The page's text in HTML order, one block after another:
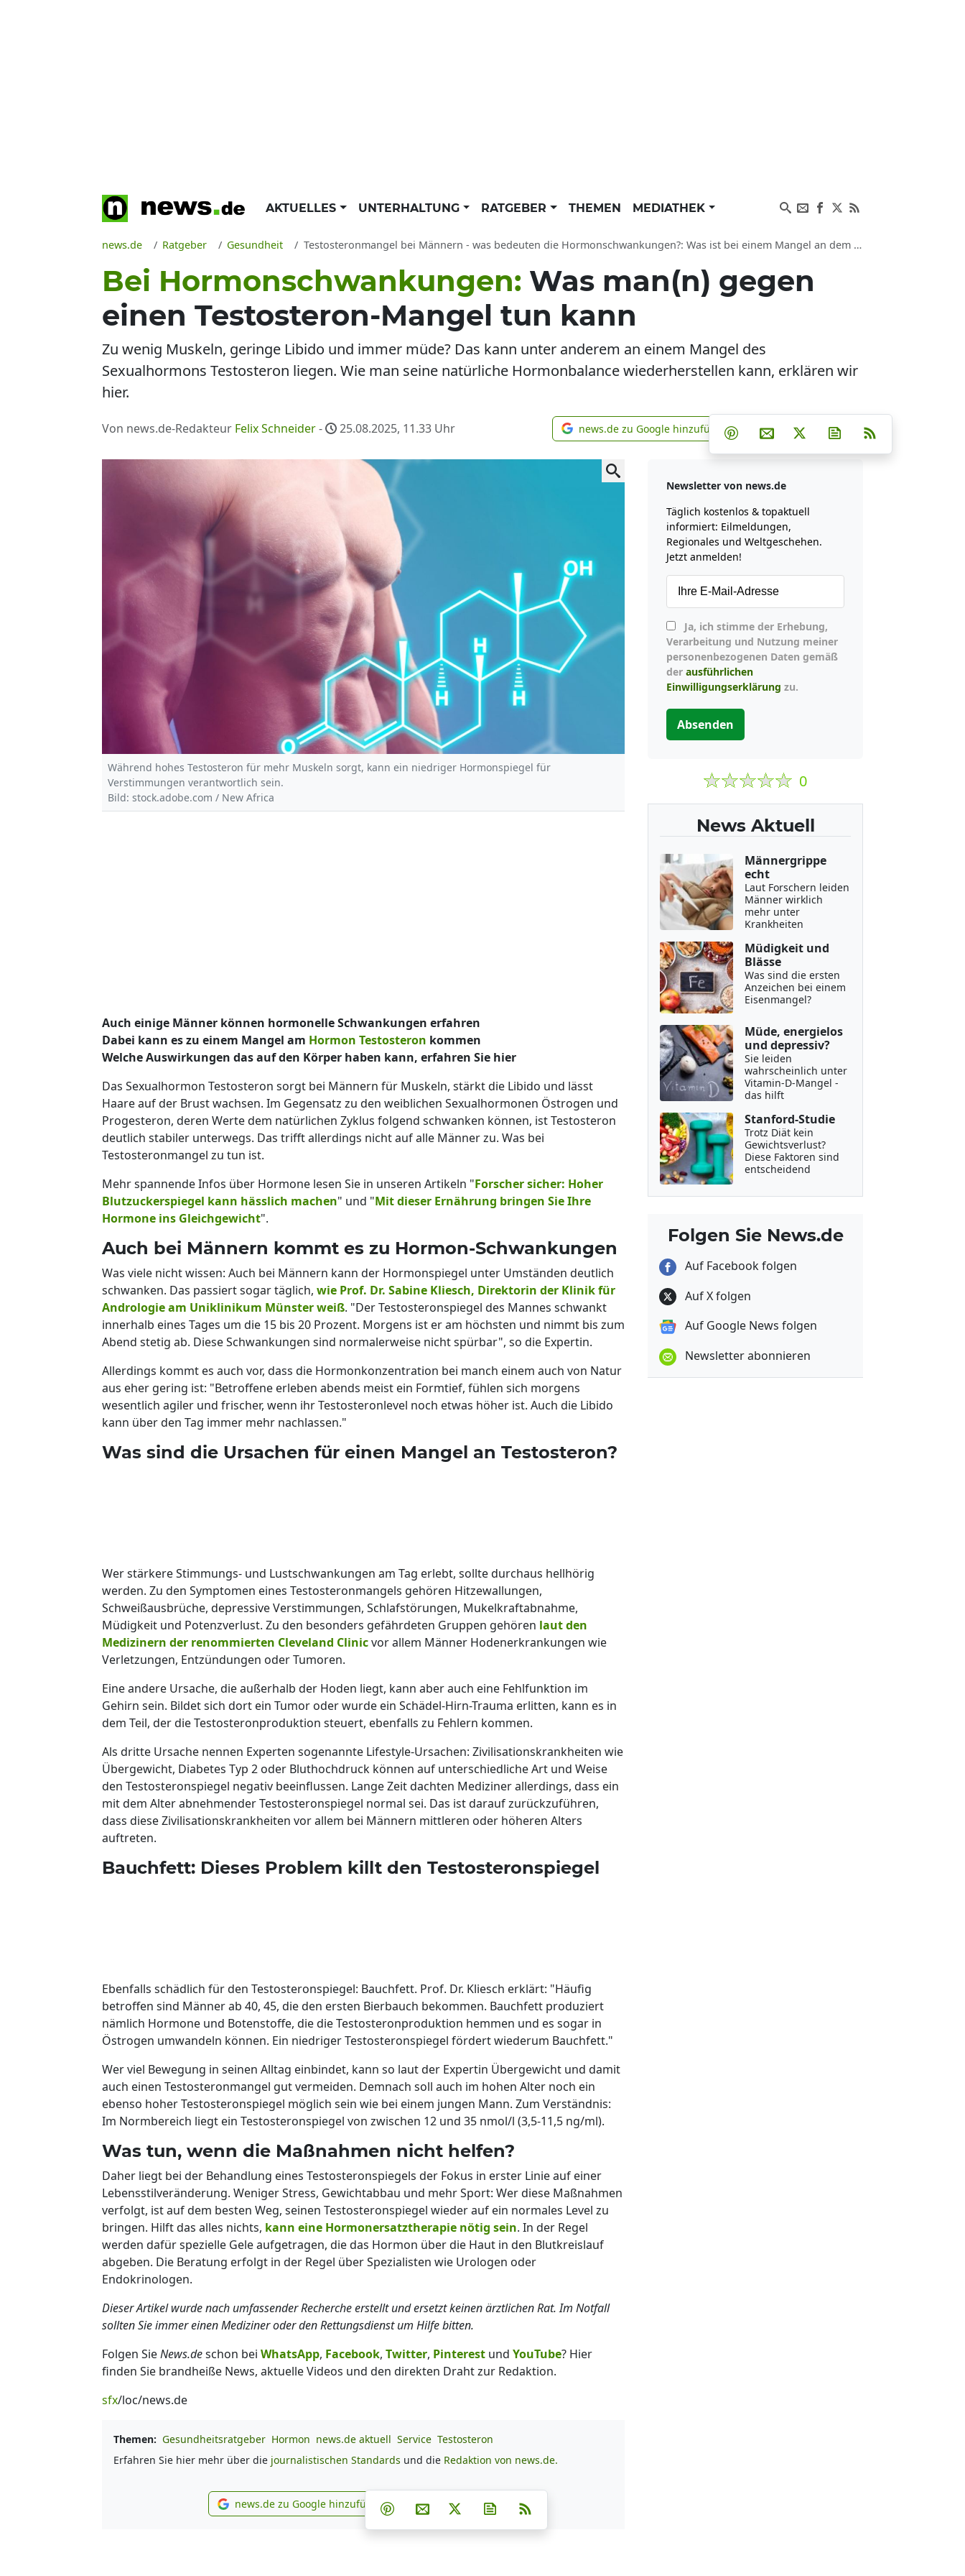
AKTUELLES UNTERHALTUNG RATGEBER THEMEN MEDIATHEK
news.de Ratgeber Gesundheit Testosteronmangel bei Männern - was bedeuten die Hormonschwankungen?: Was ist bei einem Mangel an dem männlichen Hormon Testo zu tun?
Bei Hormonschwankungen: Was man(n) gegen
einen Testosteron-Mangel tun kann
Zu wenig Muskeln, geringe Libido und immer müde? Das kann unter anderem an einem Mangel des
Sexualhormons Testosteron liegen. Wie man seine natürliche Hormonbalance wiederherstellen kann, erklären wir
hier.
Von news.de-Redakteur Felix Schneider- 25.08.2025, 11.33 Uhr news.de zu Google hinzufügen
news.de zu Google hinzufügen Teilen auf Facebook
Teilen auf Whatsapp
Teilen auf Telegram
Teilen auf Pinterest
Per E-Mail teilen
Post auf XNewsletter
Während hohes Testosteron für mehr Muskeln sorgt, kann ein niedriger Hormonspiegel für
Verstimmungen verantwortlich sein.
Bild: stock.adobe.com / New Africa
Auch einige Männer können hormonelle Schwankungen erfahren
Dabei kann es zu einem Mangel am Hormon Testosteron kommen
Welche Auswirkungen das auf den Körper haben kann, erfahren Sie hier
Das Sexualhormon Testosteron sorgt bei Männern für Muskeln, stärkt die Libido und lässt
Haare auf der Brust wachsen. Im Gegensatz zu den weiblichen Sexualhormonen Östrogen und
Progesteron, deren Werte dem natürlichen Zyklus folgend schwanken können, ist Testosteron
deutlich stabiler unterwegs. Das trifft allerdings nicht auf alle Männer zu. Was bei
Testosteronmangel zu tun ist.
Mehr spannende Infos über Hormone lesen Sie in unseren Artikeln "Forscher sicher: Hoher
Blutzuckerspiegel kann hässlich machen" und "Mit dieser Ernährung bringen Sie Ihre
Hormone ins Gleichgewicht".
Auch bei Männern kommt es zu Hormon-Schwankungen
Was viele nicht wissen: Auch bei Männern kann der Hormonspiegel unter Umständen deutlich
schwanken. Das passiert sogar täglich, wie Prof. Dr. Sabine Kliesch, Direktorin der Klinik für
Andrologie am Uniklinikum Münster weiß. "Der Testosteronspiegel des Mannes schwankt
innerhalb eines Tages um die 15 bis 20 Prozent. Morgens ist er am höchsten und nimmt bis zum
Abend stetig ab. Diese Schwankungen sind normalerweise nicht spürbar", so die Expertin.
Allerdings kommt es auch vor, dass die Hormonkonzentration bei manch einem auch von Natur
aus eher gering ist: "Betroffene erleben abends meist ein Formtief, fühlen sich morgens
wesentlich agiler und frischer, wenn ihr Testosteronlevel noch etwas höher ist. Auch die Libido
kann über den Tag immer mehr nachlassen."
Was sind die Ursachen für einen Mangel an Testosteron?
Wer stärkere Stimmungs- und Lustschwankungen am Tag erlebt, sollte durchaus hellhörig
werden. Zu den Symptomen eines Testosteronmangels gehören Hitzewallungen,
Schweißausbrüche, depressive Verstimmungen, Schlafstörungen, Mukelkraftabnahme,
Müdigkeit und Potenzverlust. Zu den besonders gefährdeten Gruppen gehören laut den
Medizinern der renommierten Cleveland Clinicvor allem Männer Hodenerkrankungen wie
Verletzungen, Entzündungen oder Tumoren.
Eine andere Ursache, die außerhalb der Hoden liegt, kann aber auch eine Fehlfunktion im
Gehirn sein. Bildet sich dort ein Tumor oder wurde ein Schädel-Hirn-Trauma erlitten, kann es in
dem Teil, der die Testosteronproduktion steuert, ebenfalls zu Fehlern kommen.
Als dritte Ursache nennen Experten sogenannte Lifestyle-Ursachen: Zivilisationskrankheiten wie
Übergewicht, Diabetes Typ 2 oder Bluthochdruck können auf unterschiedliche Art und Weise
den Testosteronspiegel negativ beeinflussen. Lange Zeit dachten Mediziner allerdings, dass ein
mit dem Alter abnehmender Testosteronspiegel normal sei. Das ist darauf zurückzuführen,
dass diese Zivilisationskrankheiten vor allem bei Männern mittleren oder höheren Alters
auftreten.
Bauchfett: Dieses Problem killt den Testosteronspiegel
Ebenfalls schädlich für den Testosteronspiegel: Bauchfett. Prof. Dr. Kliesch erklärt: "Häufig
betroffen sind Männer ab 40, 45, die den ersten Bierbauch bekommen. Bauchfett produziert
nämlich Hormone und Botenstoffe, die die Testosteronproduktion hemmen und es sogar in
Östrogen umwandeln können. Ein niedriger Testosteronspiegel fördert wiederum Bauchfett."
Wer viel Bewegung in seinen Alltag einbindet, kann so laut der Expertin Übergewicht und damit
auch einen Testosteronmangel gut vermeiden. Demnach soll auch im hohen Alter noch ein
ebenso hoher Testosteronspiegel möglich sein wie bei einem jungen Mann. Zum Verständnis:
Im Normbereich liegt ein Testosteronspiegel von zwischen 12 und 35 nmol/l (3,5-11,5 ng/ml).
Was tun, wenn die Maßnahmen nicht helfen?
Daher liegt bei der Behandlung eines Testosteronspiegels der Fokus in erster Linie auf einer
Lebensstilveränderung. Weniger Stress, Gewichtabbau und mehr Sport: Wer diese Maßnahmen
verfolgt, ist auf dem besten Weg, seinen Testosteronspiegel wieder auf ein normales Level zu
bringen. Hilft das alles nichts, kann eine Hormonersatztherapie nötig sein. In der Regel
werden dafür spezielle Gele aufgetragen, die das Hormon über die Haut in den Blutkreislauf
abgeben. Die Beratung erfolgt in der Regel über Spezialisten wie Urologen oder
Endokrinologen.
Dieser Artikel wurde nach umfassender Recherche erstellt und ersetzt keinen ärztlichen Rat. Im Notfall
sollten Sie immer einen Mediziner oder den Rettungsdienst um Hilfe bitten.
Folgen SieNews.deschon bei WhatsApp, Facebook, Twitter, Pinterest und YouTube? Hier
finden Sie brandheiße News, aktuelle Videos und den direkten Draht zur Redaktion.
sfx/loc/news.de
Themen: Gesundheitsratgeber Hormon news.de aktuell Service Testosteron
Erfahren Sie hier mehr über die journalistischen Standards und die Redaktion von news.de.
news.de zu Google hinzufügen
news.de zu Google hinzufügen Teilen auf Facebook
Teilen auf Whatsapp
Teilen auf Telegram
Teilen auf Pinterest
Per E-Mail teilen
Post auf XNewsletter abonnieren
Newsletter von news.de
Täglich kostenlos & topaktuell
informiert: Eilmeldungen,
Regionales und Weltgeschehen.
Jetzt anmelden!
Verarbeitung und Nutzung meiner
personenbezogenen Daten gemäß
der ausführlichen
Einwilligungserklärung zu.
Absenden
0
News Aktuell
Männergrippe
echt
Laut Forschern leiden
Männer wirklich
mehr unter
Krankheiten
Müdigkeit und
Blässe
Was sind die ersten
Anzeichen bei einem
Eisenmangel?
Müde, energielos
und depressiv?
Sie leiden
wahrscheinlich unter
Vitamin-D-Mangel -
das hilft
Stanford-Studie
Trotz Diät kein
Gewichtsverlust?
Diese Faktoren sind
entscheidend
Folgen Sie News.de
Auf Facebook folgen
Auf X folgen
Auf Google News folgen
Newsletter abonnieren